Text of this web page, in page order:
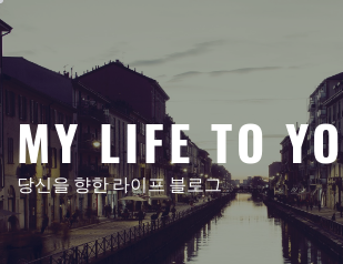
텐
건
뛰
기
MY LIFE TO
당신을 향한 라이프 블로그